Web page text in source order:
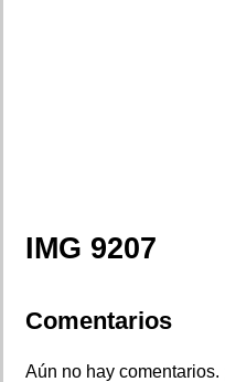
IMG 9207
Comentarios
Aún no hay comentarios.